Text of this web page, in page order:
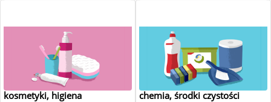
kosmetyki, higiena chemia, środki czystości